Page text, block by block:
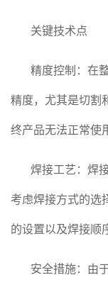
关键技术点
精度控制：在
精度，尤其是切割
终产品无法正常使
焊接工艺：焊
考虑焊接方式的选
的设置以及焊接顺
安全措施：由